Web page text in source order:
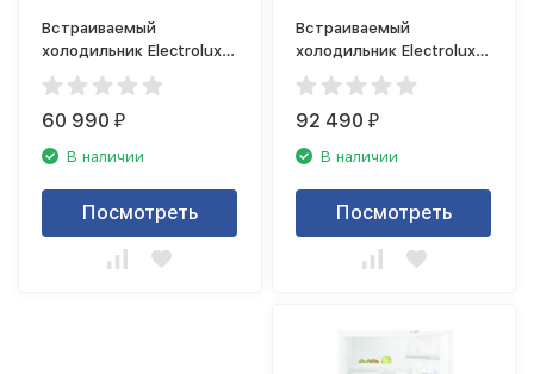
Встраиваемый
холодильник Electrolux
RFB3AF12S
60 990₽
В наличии
Посмотреть
Встраиваемый
холодильник Electrolux
RRS3DF18S
92 490₽
В наличии
Посмотреть